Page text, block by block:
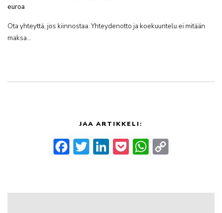
euroa
Ota yhteyttä, jos kiinnostaa. Yhteydenotto ja koekuuntelu ei mitään
maksa…
JAA ARTIKKELI:
FacebookTwitterLinkedInPocket WhatsApp